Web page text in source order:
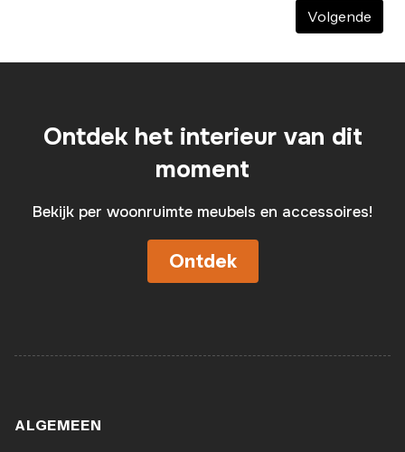
Volgende
Ontdek het interieur van dit
moment
Bekijk per woonruimte meubels en accessoires!
Ontdek
ALGEMEEN